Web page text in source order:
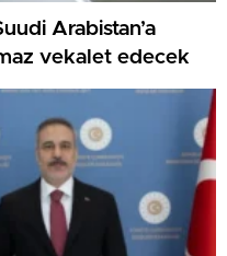
Arabistan’a
vekalet edecek